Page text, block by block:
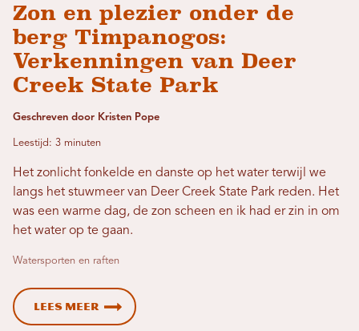
Zon en plezier onder de
berg Timpanogos:
Verkenningen van Deer
Creek State Park
Geschreven door Kristen Pope
Leestijd: 3 minuten
Het zonlicht fonkelde en danste op het water terwijl we
langs het stuwmeer van Deer Creek State Park reden. Het
was een warme dag, de zon scheen en ik had er zin in om
het water op te gaan.
Watersporten en raften
Lees meer